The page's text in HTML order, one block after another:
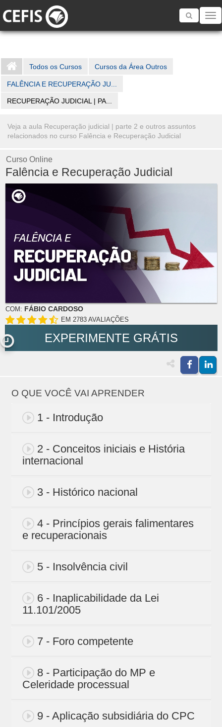
Toggle
Todos os Cursos Cursos da Área Outros
FALÊNCIA E RECUPERAÇÃO JU...
RECUPERAÇÃO JUDICIAL | PA...
Veja a aula Recuperação judicial | parte 2 e outros assuntos
relacionados no curso Falência e Recuperação Judicial
Curso Online
Falência e Recuperação Judicial
COM: FÁBIO CARDOSO
EM 2783 AVALIAÇÕES
EXPERIMENTE GRÁTIS
O QUE VOCÊ VAI APRENDER
1 - Introdução
2 - Conceitos iniciais e História
internacional
3 - Histórico nacional
4 - Princípios gerais falimentares
e recuperacionais
5 - Insolvência civil
6 - Inaplicabilidade da Lei
11.101/2005
7 - Foro competente
8 - Participação do MP e
Celeridade processual
9 - Aplicação subsidiária do CPC